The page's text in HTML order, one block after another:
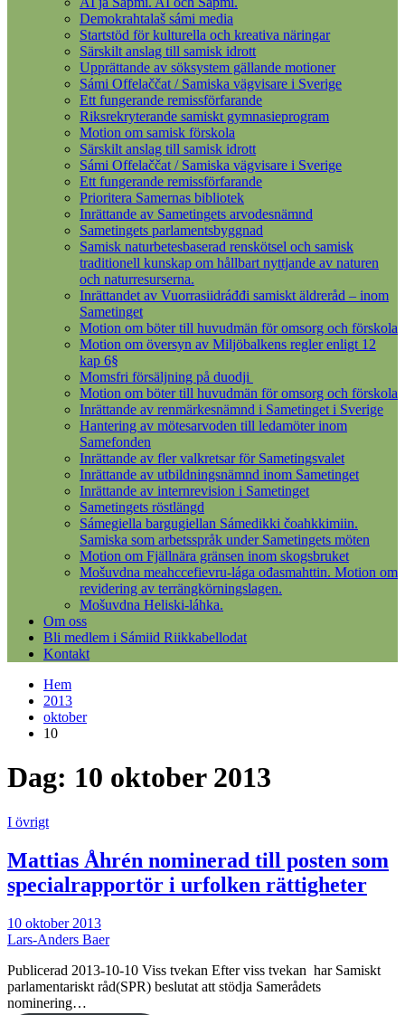
Demokrahtalaš sámi media
Startstöd för kulturella och kreativa näringar
Särskilt anslag till samisk idrott
Upprättande av söksystem gällande motioner
Sámi Offelaččat / Samiska vägvisare i Sverige
Ett fungerande remissförfarande
Riksrekryterande samiskt gymnasieprogram
Motion om samisk förskola
Särskilt anslag till samisk idrott
Sámi Offelaččat / Samiska vägvisare i Sverige
Ett fungerande remissförfarande
Prioritera Samernas bibliotek
Inrättande av Sametingets arvodesnämnd
Sametingets parlamentsbyggnad
Samisk naturbetesbaserad renskötsel och samisk
traditionell kunskap om hållbart nyttjande av naturen
och naturresurserna.
Inrättandet av Vuorrasiidráđđi samiskt äldreråd – inom
Sametinget
Motion om böter till huvudmän för omsorg och förskola
Motion om översyn av Miljöbalkens regler enligt 12
kap 6§
Momsfri försäljning på duodji
Motion om böter till huvudmän för omsorg och förskola
Inrättande av renmärkesnämnd i Sametinget i Sverige
Hantering av mötesarvoden till ledamöter inom
Samefonden
Inrättande av fler valkretsar för Sametingsvalet
Inrättande av utbildningsnämnd inom Sametinget
Inrättande av internrevision i Sametinget
Sametingets röstlängd
Sámegiella bargugiellan Sámedikki čoahkkimiin.
Samiska som arbetsspråk under Sametingets möten
Motion om Fjällnära gränsen inom skogsbruket
Mošuvdna meahccefievru-lága ođasmahttin. Motion om
revidering av terrängkörningslagen.
Mošuvdna Heliski-láhka.
Om oss
Bli medlem i Sámiid Riikkabellodat
Kontakt
Hem
2013
oktober
10
Dag: 10 oktober 2013
I övrigt
Mattias Åhrén nominerad till posten som
specialrapportör i urfolken rättigheter
10 oktober 2013
Lars-Anders Baer
Publicerad 2013-10-10 Viss tvekan Efter viss tvekan har Samiskt
parlamentariskt råd(SPR) beslutat att stödja Samerådets
nominering…